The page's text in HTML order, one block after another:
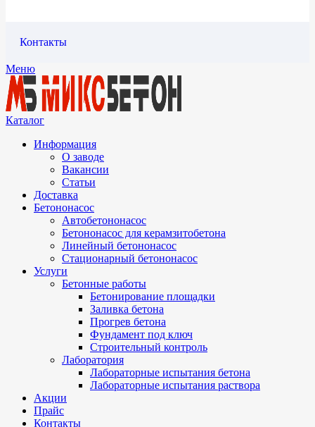
Контакты
Меню
Каталог
Информация
О заводе
Вакансии
Статьи
Доставка
Бетононасос
Автобетононасос
Бетононасос для керамзитобетона
Линейный бетононасос
Стационарный бетононасос
Услуги
Бетонные работы
Бетонирование площадки
Заливка бетона
Прогрев бетона
Фундамент под ключ
Строительный контроль
Лаборатория
Лабораторные испытания бетона
Лабораторные испытания раствора
Акции
Прайс
Контакты